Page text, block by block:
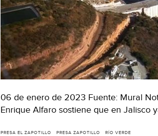
06 de enero de 2023 Fuente: Mural
Enrique Alfaro sostiene que en Jalisco
PRESA EL ZAPOTILLO PRESA ZAPOTILLO RÍO VERDE